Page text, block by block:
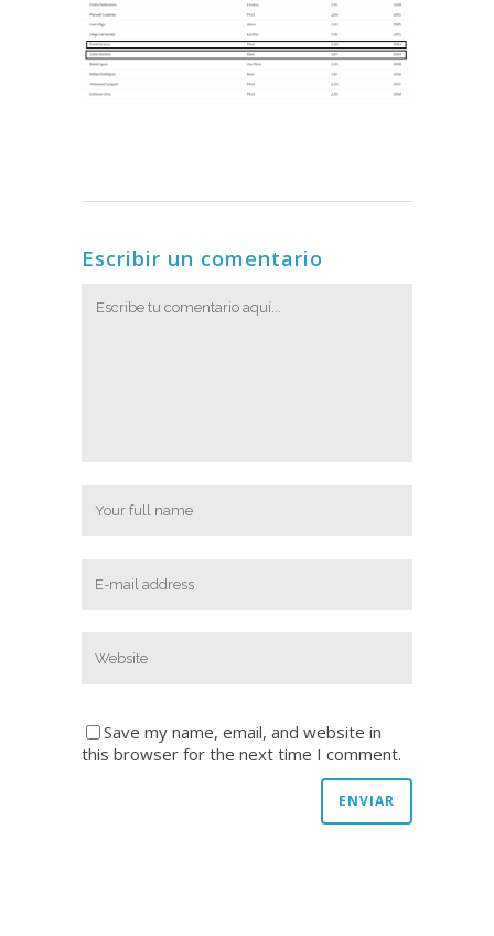
Escribir un comentario
Save my name, email, and website in
this browser for the next time I comment.